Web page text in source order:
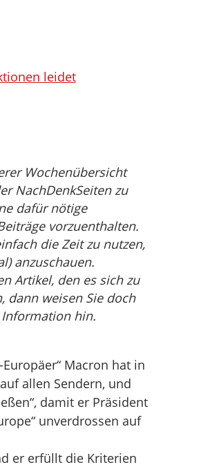
leidet
Wochenübersicht
NachDenkSeiten zu
dafür nötige
vorzuenthalten.
die Zeit zu nutzen,
anzuschauen.
Artikel, den es sich zu
dann weisen Sie doch
hin.
Macron hat in
allen Sendern, und
damit er Präsident
unverdrossen auf
er erfüllt die Kriterien